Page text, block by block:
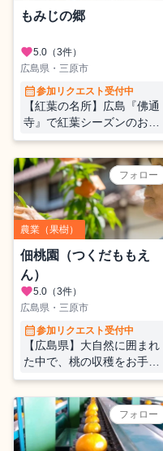
もみじの郷
favorite5.0 （3件）
広島県・三原市
calendar_month参加リクエスト受付中
【紅葉の名所】広島『佛通
寺』で紅葉シーズンのおて
つだい・里山の一軒家に宿
泊
フォロー
農業（果樹）
佃桃園（つくだももえ
ん）
favorite5.0 （3件）
広島県・三原市
calendar_month参加リクエスト受付中
【広島県】大自然に囲まれ
た中で、桃の収穫をお手伝
い
フォロー